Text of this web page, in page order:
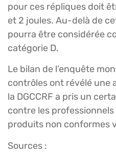
pour ces répliques doit
et 2 joules. Au-delà de
pourra être considérée
catégorie D.
Le bilan de l’enquête
contrôles ont révélé une
la DGCCRF a pris un
contre les
produits non conformes
Sources :